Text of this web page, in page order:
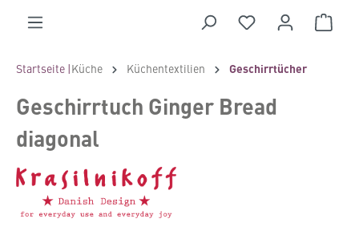
Startseite |Küche Küchentextilien Geschirrtücher
Geschirrtuch Ginger Bread
diagonal